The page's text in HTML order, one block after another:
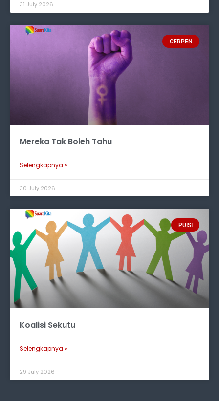
31 July 2026
CERPEN
Mereka Tak Boleh Tahu
Selengkapnya »
30 July 2026
PUISI
Koalisi Sekutu
Selengkapnya »
29 July 2026